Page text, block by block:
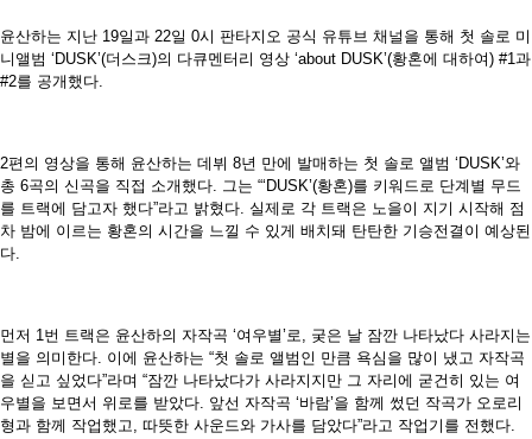
윤산하는 지난 19일과 22일 0시 판타지오 공식 유튜브 채널을 통해 첫 솔로 미
니앨범 ‘DUSK’(더스크)의 다큐멘터리 영상 ‘about DUSK’(황혼에 대하여) #1과
#2를 공개했다.
2편의 영상을 통해 윤산하는 데뷔 8년 만에 발매하는 첫 솔로 앨범 ‘DUSK’와
총 6곡의 신곡을 직접 소개했다. 그는 “‘DUSK’(황혼)를 키워드로 단계별 무드
를 트랙에 담고자 했다”라고 밝혔다. 실제로 각 트랙은 노을이 지기 시작해 점
차 밤에 이르는 황혼의 시간을 느낄 수 있게 배치돼 탄탄한 기승전결이 예상된
다.
먼저 1번 트랙은 윤산하의 자작곡 ‘여우별’로, 궂은 날 잠깐 나타났다 사라지는
별을 의미한다. 이에 윤산하는 “첫 솔로 앨범인 만큼 욕심을 많이 냈고 자작곡
을 싣고 싶었다”라며 “잠깐 나타났다가 사라지지만 그 자리에 굳건히 있는 여
우별을 보면서 위로를 받았다. 앞선 자작곡 ‘바람’을 함께 썼던 작곡가 오로리
형과 함께 작업했고, 따뜻한 사운드와 가사를 담았다”라고 작업기를 전했다.